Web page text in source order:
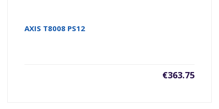
AXIS T8008 PS12
€363.75